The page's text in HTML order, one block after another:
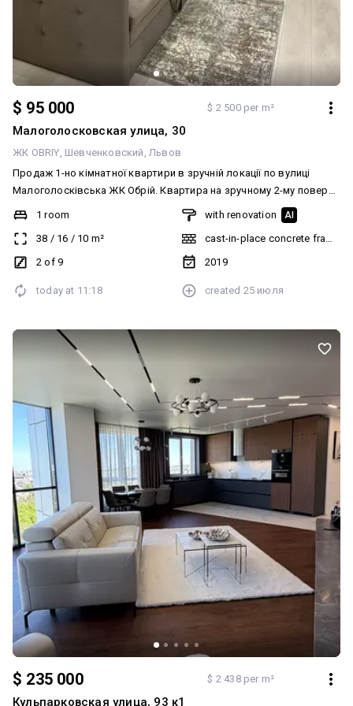
$ 95 000 $ 2 500 per m²
Малоголосковская улица, 30
ЖК OBRIY Шевченковский Львов
Продаж 1-но кімнатної квартири в зручній локації по вулиці
Малоголосківська ЖК Обрій. Квартира на зручному 2-му поверсі
з індивідуальним газовим опаленням, готова як для особистого
проживання так і для здачі в оренду
1 room
38 / 16 / 10 m²
2 of 9
with renovation AI
cast-in-place concrete frame
2019
today at 11:18 created 25 июля
$ 235 000 $ 2 438 per m²
Кульпарковская улица, 93 к1